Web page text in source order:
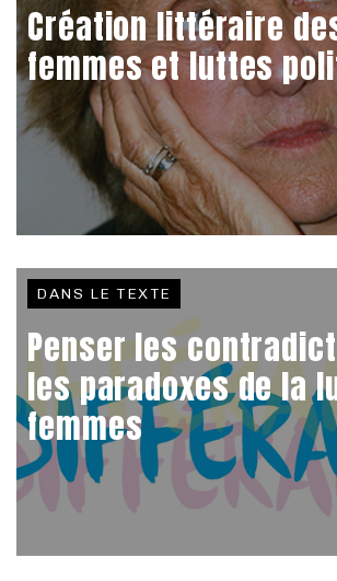
Création littéraire
femmes et luttes
DANS LE TEXTE
Penser les
les paradoxes de la
femmes